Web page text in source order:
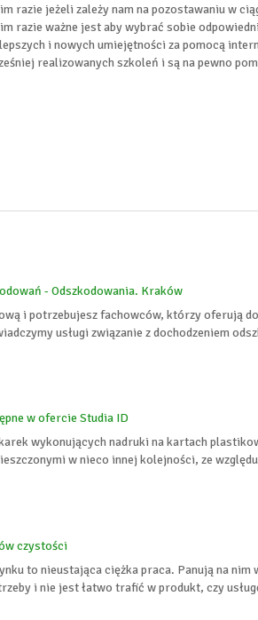
razie jeżeli zależy nam na pozostawaniu w
razie ważne jest aby wybrać sobie
i nowych umiejętności za pomocą
realizowanych szkoleń i są na pewno
- Odszkodowania. Kraków
i potrzebujesz fachowców, którzy oferują
usługi związanie z dochodzeniem
w ofercie Studia ID
wykonujących nadruki na kartach
w nieco innej kolejności, ze
czystości
to nieustająca ciężka praca. Panują na
i nie jest łatwo trafić w produkt, czy